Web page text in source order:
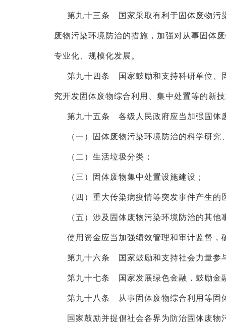
第九十三条 国家采取有利于固体废物污
废物污染环境防治的措施，加强对从事固体
专业化、规模化发展。
第九十四条 国家鼓励和支持科研单位、
究开发固体废物综合利用、集中处置等的新
第九十五条 各级人民政府应当加强固体
（一）固体废物污染环境防治的科学研究
（二）生活垃圾分类；
（三）固体废物集中处置设施建设；
（四）重大传染病疫情等突发事件产生
（五）涉及固体废物污染环境防治的其他
使用资金应当加强绩效管理和审计监督，
第九十六条 国家鼓励和支持社会力量参
第九十七条 国家发展绿色金融，鼓励金
第九十八条 从事固体废物综合利用等固
国家鼓励并提倡社会各界为防治固体废